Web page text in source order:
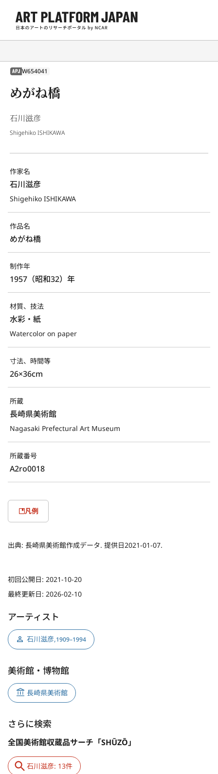
APJ W654041
めがね橋
石川滋彦
Shigehiko ISHIKAWA
作家名
石川滋彦
Shigehiko ISHIKAWA
作品名
めがね橋
制作年
1957（昭和32）年
材質、技法
水彩・紙
Watercolor on paper
寸法、時間等
26×36cm
所蔵
長崎県美術館
Nagasaki Prefectural Art Museum
所蔵番号
A2ro0018
凡例
出典: 長崎県美術館作成データ. 提供日2021-01-07.
初回公開日: 2021-10-20
最終更新日: 2026-02-10
アーティスト
石川滋彦,1909–1994
美術館・博物館
長崎県美術館
さらに検索
全国美術館収蔵品サーチ「SHŪZŌ」
石川滋彦: 13件